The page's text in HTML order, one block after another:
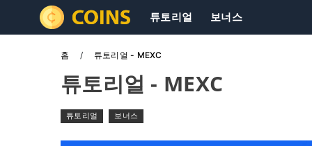
튜토리얼 보너스
홈 튜토리얼 - MEXC
튜토리얼 - MEXC
튜토리얼 보너스